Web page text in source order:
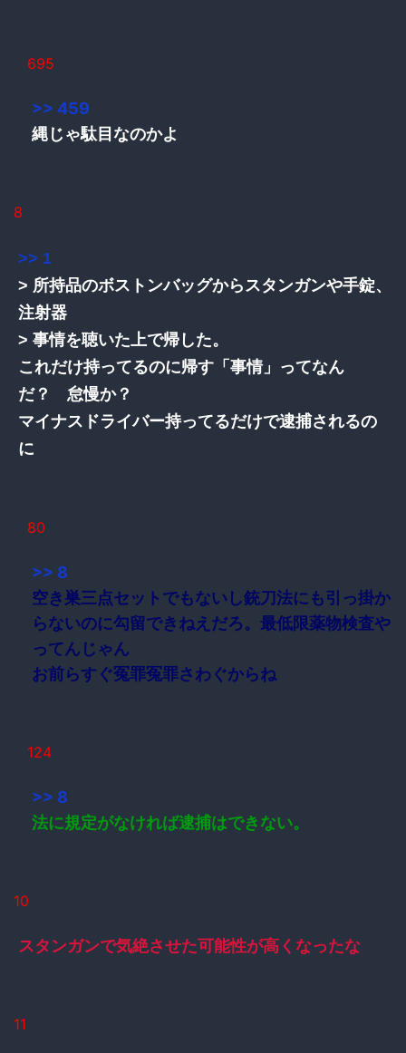
695
>> 459
縄じゃ駄目なのかよ
8
>> 1
> 所持品のボストンバッグからスタンガンや手錠、
注射器
> 事情を聴いた上で帰した。
これだけ持ってるのに帰す「事情」ってなん
だ？ 怠慢か？
マイナスドライバー持ってるだけで逮捕されるの
に
80
>> 8
空き巣三点セットでもないし銃刀法にも引っ掛か
らないのに勾留できねえだろ。最低限薬物検査や
ってんじゃん
お前らすぐ冤罪冤罪さわぐからね
124
>> 8
法に規定がなければ逮捕はできない。
10
スタンガンで気絶させた可能性が高くなったな
11